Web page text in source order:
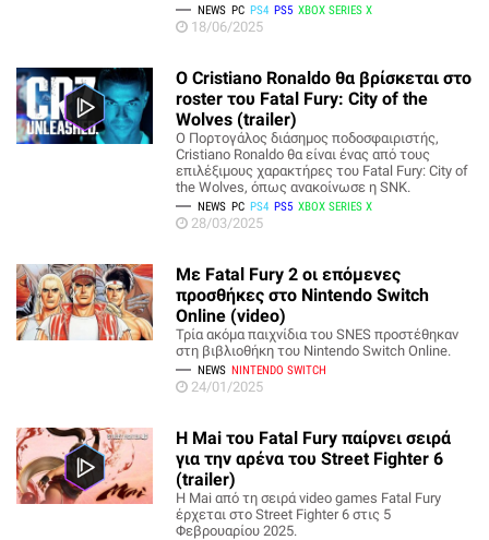
NEWS PC PS4 PS5 XBOX SERIES X
18/06/2025
O Cristiano Ronaldo θα βρίσκεται στο
roster του Fatal Fury: City of the
Wolves (trailer)
Ο Πορτογάλος διάσημος ποδοσφαιριστής,
Cristiano Ronaldo θα είναι ένας από τους
επιλέξιμους χαρακτήρες του Fatal Fury: City of
the Wolves, όπως ανακοίνωσε η SNK.
NEWS PC PS4 PS5 XBOX SERIES X
28/03/2025
Με Fatal Fury 2 οι επόμενες
προσθήκες στο Nintendo Switch
Online (video)
Τρία ακόμα παιχνίδια του SNES προστέθηκαν
στη βιβλιοθήκη του Nintendo Switch Online.
NEWS NINTENDO SWITCH
24/01/2025
Η Mai του Fatal Fury παίρνει σειρά
για την αρένα του Street Fighter 6
(trailer)
Η Mai από τη σειρά video games Fatal Fury
έρχεται στο Street Fighter 6 στις 5
Φεβρουαρίου 2025.